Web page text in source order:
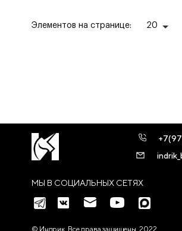
Элементов на странице: 20
МЫ В СОЦИАЛЬНЫХ СЕТЯХ
© Индрик. Все права защищены, 2022